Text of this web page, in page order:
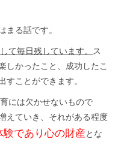
まる話です。
て毎日残しています。 ス
しかったこと、成功したこ
すことができます。
には欠かせないもので
えていき、それがある程度
験であり心の財産とな